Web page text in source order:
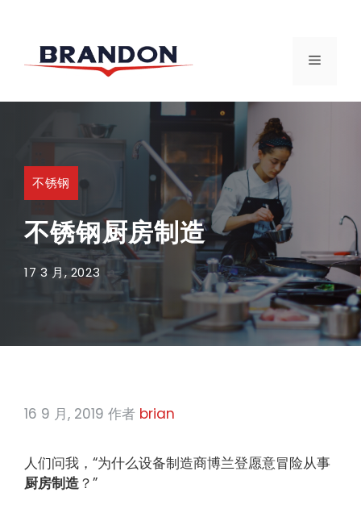
菜
不锈钢
不锈钢厨房制造
17 3 月, 2023
16 9 月, 2019 作者 brian
人们问我，“为什么设备制造商博兰登愿意冒险从事
厨房制造？”